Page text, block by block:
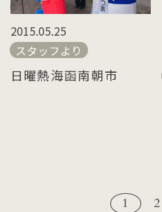
2015.05.25
スタッフより
日曜熱海函南朝市
1 2